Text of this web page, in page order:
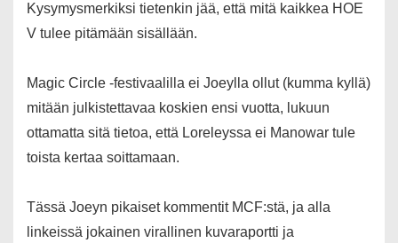
Kysymysmerkiksi tietenkin jää, että mitä kaikkea HOE
V tulee pitämään sisällään.
Magic Circle -festivaalilla ei Joeylla ollut (kumma kyllä)
mitään julkistettavaa koskien ensi vuotta, lukuun
ottamatta sitä tietoa, että Loreleyssa ei Manowar tule
toista kertaa soittamaan.
Tässä Joeyn pikaiset kommentit MCF:stä, ja alla
linkeissä jokainen virallinen kuvaraportti ja